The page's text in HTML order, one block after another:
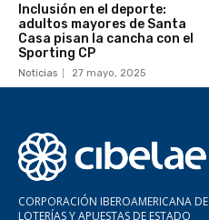
Inclusión en el deporte:
adultos mayores de Santa
Casa pisan la cancha con el
Sporting CP
Noticias 27 mayo, 2025
CORPORACIÓN IBEROAMERICANA DE
LOTERÍAS Y APUESTAS DE ESTADO